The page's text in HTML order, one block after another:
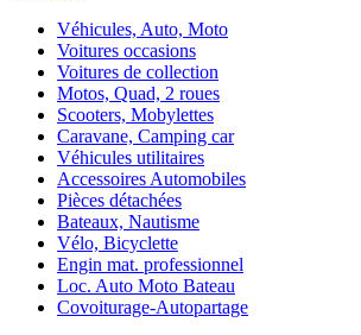
Véhicules, Auto, Moto
Voitures occasions
Voitures de collection
Motos, Quad, 2 roues
Scooters, Mobylettes
Caravane, Camping car
Véhicules utilitaires
Accessoires Automobiles
Pièces détachées
Bateaux, Nautisme
Vélo, Bicyclette
Engin mat. professionnel
Loc. Auto Moto Bateau
Covoiturage-Autopartage